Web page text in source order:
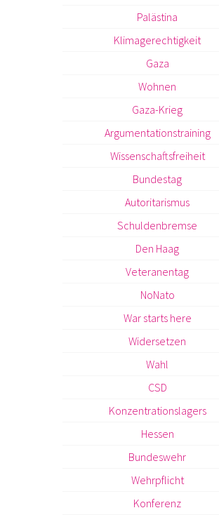
Palästina
Klimagerechtigkeit
Gaza
Wohnen
Gaza-Krieg
Argumentationstraining
Wissenschaftsfreiheit
Bundestag
Autoritarismus
Schuldenbremse
Den Haag
Veteranentag
NoNato
War starts here
Widersetzen
Wahl
CSD
Konzentrationslagers
Hessen
Bundeswehr
Wehrpflicht
Konferenz